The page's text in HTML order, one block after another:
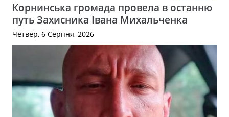
Корнинська громада провела в останню
путь Захисника Івана Михальченка
Четвер, 6 Серпня, 2026